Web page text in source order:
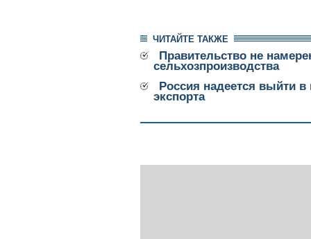
ЧИТАЙТЕ ТАКЖЕ
Правительство не
сельхозпроизводства
Россия надеется выйти
экспорта